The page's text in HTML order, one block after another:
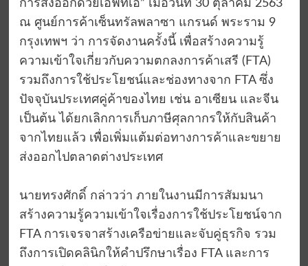
การส่งออกด้วยเอฟทีเอ” เมื่อวันที่ 30 ตุลาคม 2563
ณ ศูนย์การค้าเซ็นทรัลพลาซา แกรนด์ พระราม 9
กรุงเทพฯ ว่า การจัดงานครั้งนี้ เพื่อสร้างความรู้
ความเข้าใจเกี่ยวกับความตกลงการค้าเสรี (FTA)
รวมถึงการใช้ประโยชน์และช่องทางจาก FTA ซึ่ง
ปัจจุบันประเทศคู่ค้าของไทย เช่น อาเซียน และจีน
เป็นต้น ได้ยกเลิกการเก็บภาษีศุลกากรให้กับสินค้า
จากไทยแล้ว เพื่อเพิ่มแต้มต่อทางการค้าและขยาย
ส่งออกไปตลาดต่างประเทศ
นายทรงศักดิ์ กล่าวว่า ภายในงานมีการสัมมนา
สร้างความรู้ความเข้าใจเรื่องการใช้ประโยชน์จาก
FTA การเจรจาสร้างเครือข่ายและจับคู่ธุรกิจ รวม
ถึงการเปิดคลินิกให้คำปรึกษาเรื่อง FTA และการ